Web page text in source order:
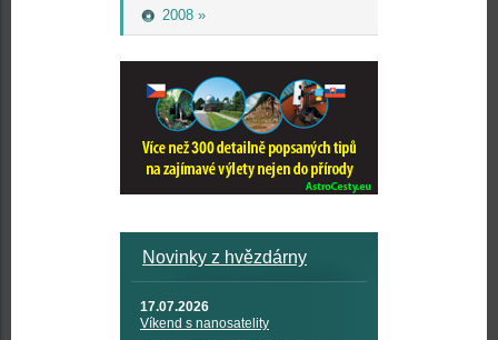
2008 »
Novinky z hvězdárny
17.07.2026
Víkend s nanosatelity